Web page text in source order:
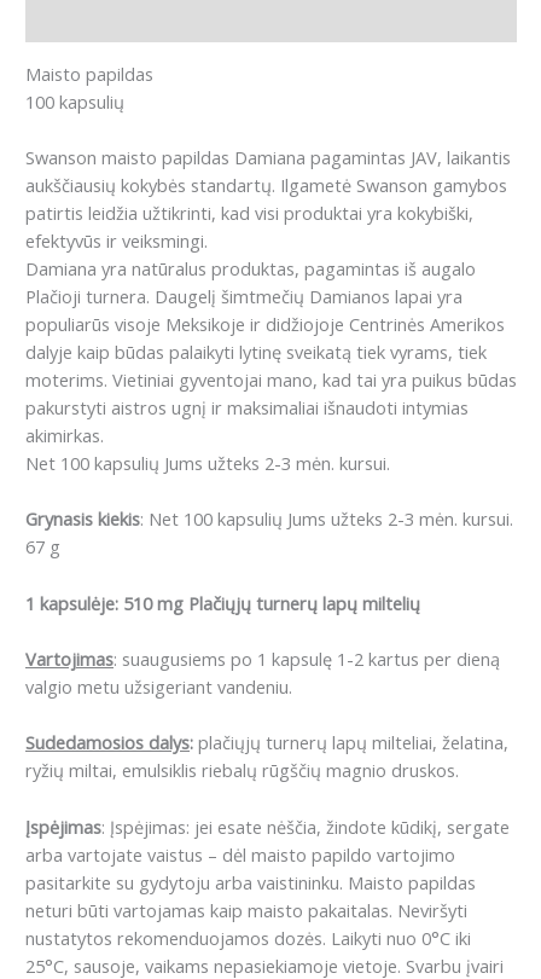
Maisto papildas
100 kapsulių
Swanson maisto papildas Damiana pagamintas JAV, laikantis
aukščiausių kokybės standartų. Ilgametė Swanson gamybos
patirtis leidžia užtikrinti, kad visi produktai yra kokybiški,
efektyvūs ir veiksmingi.
Damiana yra natūralus produktas, pagamintas iš augalo
Plačioji turnera. Daugelį šimtmečių Damianos lapai yra
populiarūs visoje Meksikoje ir didžiojoje Centrinės Amerikos
dalyje kaip būdas palaikyti lytinę sveikatą tiek vyrams, tiek
moterims. Vietiniai gyventojai mano, kad tai yra puikus būdas
pakurstyti aistros ugnį ir maksimaliai išnaudoti intymias
akimirkas.
Net 100 kapsulių Jums užteks 2-3 mėn. kursui.
Grynasis kiekis: Net 100 kapsulių Jums užteks 2-3 mėn. kursui.
67 g
1 kapsulėje: 510 mg Plačiųjų turnerų lapų miltelių
Vartojimas: suaugusiems po 1 kapsulę 1-2 kartus per dieną
valgio metu užsigeriant vandeniu.
Sudedamosios dalys: plačiųjų turnerų lapų milteliai, želatina,
ryžių miltai, emulsiklis riebalų rūgščių magnio druskos.
Įspėjimas: Įspėjimas: jei esate nėščia, žindote kūdikį, sergate
arba vartojate vaistus – dėl maisto papildo vartojimo
pasitarkite su gydytoju arba vaistininku. Maisto papildas
neturi būti vartojamas kaip maisto pakaitalas. Neviršyti
nustatytos rekomenduojamos dozės. Laikyti nuo 0°C iki
25°C, sausoje, vaikams nepasiekiamoje vietoje. Svarbu įvairi